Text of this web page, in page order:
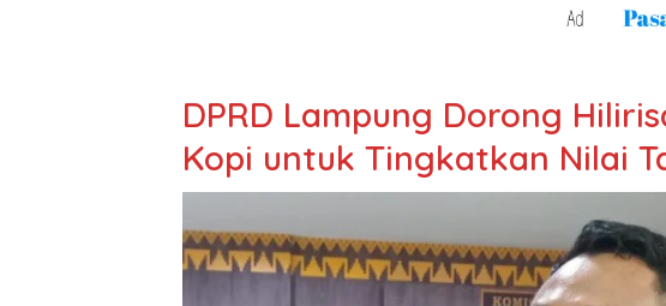
DPRD Lampung Dorong
Kopi untuk Tingkatkan Nilai